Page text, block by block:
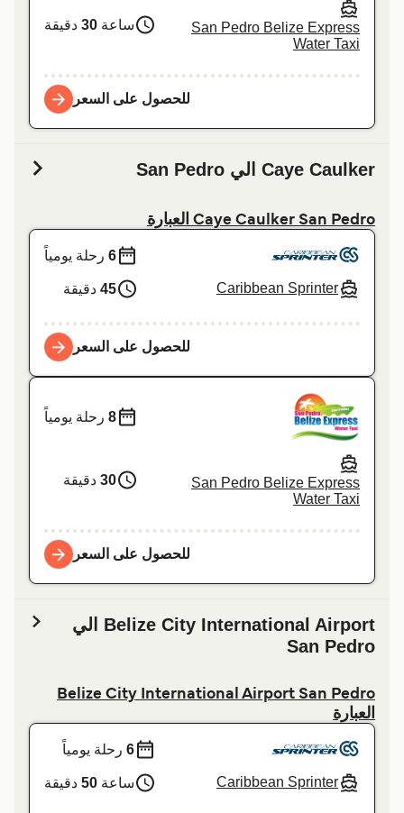
San Pedro Belize Express
Water Taxi
ساعة30دقيقة
للحصول على السعر
Caye Caulker الي San Pedro
Caye Caulker San Pedro العبارة
Caribbean Sprinter
6رحلة يومياً
45دقيقة
للحصول على السعر
San Pedro Belize Express
Water Taxi
8رحلة يومياً
30دقيقة
للحصول على السعر
Belize City International Airport الي
San Pedro
Belize City International Airport San Pedro
العبارة
Caribbean Sprinter
6رحلة يومياً
ساعة50دقيقة